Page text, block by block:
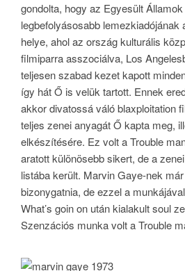
gondolta, hogy az Egyesült
legbefolyásosabb lemezkiadójának
helye, ahol az ország kulturális
filmiparra asszociálva, Los
teljesen szabad kezet kapott
így hát Ő is velük tartott. Ennek
akkor divatossá váló blaxploitation
teljes zenei anyagát Ő kapta meg,
elkészítésére. Ez volt a Trouble
aratott különösebb sikert, de a
listába került. Marvin Gaye-nek
bizonygatnia, de ezzel a
What’s goin on után kialakult soul
Szenzációs munka volt a Trouble